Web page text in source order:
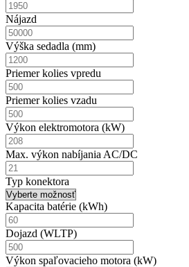
Nájazd
Výška sedadla (mm)
Priemer kolies vpredu
Priemer kolies vzadu
Výkon elektromotora (kW)
Max. výkon nabíjania AC/DC
Typ konektora
Kapacita batérie (kWh)
Dojazd (WLTP)
Výkon spaľovacieho motora (kW)